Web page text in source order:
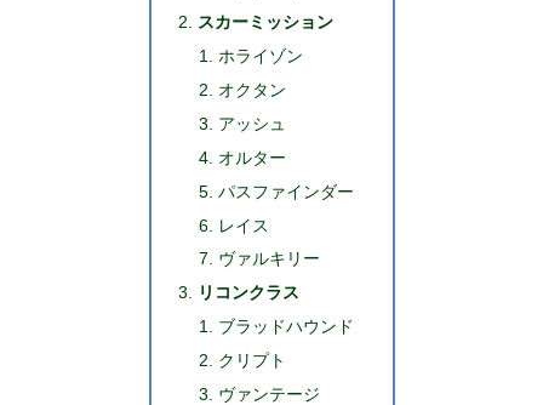
スカーミッション
ホライゾン
オクタン
アッシュ
オルター
パスファインダー
レイス
ヴァルキリー
リコンクラス
ブラッドハウンド
クリプト
ヴァンテージ